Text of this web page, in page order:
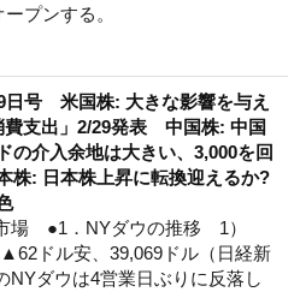
プンする。
日号 米国株: 大きな影響を与え
費支出」2/29発表 中国株: 中国
の介入余地は大きい、3,000を回
: 日本株上昇に転換迎えるか?
場 ●1．NYダウの推移 1）
ドル安、39,069ドル（日経新
ダウは4営業日ぶりに反落し